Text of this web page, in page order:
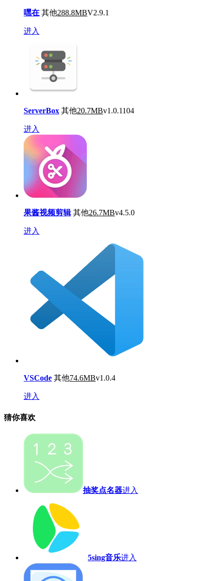
嘿在 其他288.8MBV2.9.1
进入
ServerBox 其他20.7MBv1.0.1104
进入
果酱视频剪辑 其他26.7MBv4.5.0
进入
VSCode 其他74.6MBv1.0.4
进入
猜你喜欢
抽奖点名器进入
5sing音乐进入